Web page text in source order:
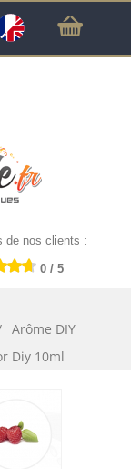
MATÉRIEL
de nos clients :
0 / 5
Arôme DIY
Diy 10ml